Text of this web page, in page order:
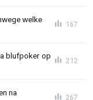
welke
167
blufpoker op
212
na
267